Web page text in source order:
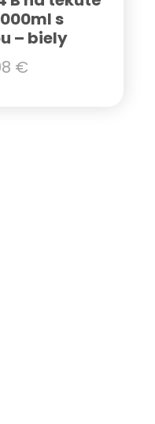
s
– biely
€